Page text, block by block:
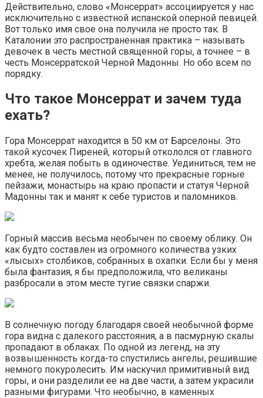
Действительно, слово «Монсеррат» ассоциируется у нас
исключительно с известной испанской оперной певицей.
Вот только имя свое она получила не просто так. В
Каталонии это распространенная практика – называть
девочек в честь местной священной горы, а точнее – в
честь Монсерратской Черной Мадонны. Но обо всем по
порядку.
Что такое Монсеррат и зачем туда
ехать?
Гора Монсеррат находится в 50 км от Барселоны. Это
такой кусочек Пиреней, который откололся от главного
хребта, желая побыть в одиночестве. Уединиться, тем не
менее, не получилось, потому что прекрасные горные
пейзажи, монастырь на краю пропасти и статуя Черной
Мадонны так и манят к себе туристов и паломников.
Горный массив весьма необычен по своему облику. Он
как будто составлен из огромного количества узких
«лысых» столбиков, собранных в охапки. Если бы у меня
была фантазия, я бы предположила, что великаны
разбросали в этом месте тугие связки спаржи.
В солнечную погоду благодаря своей необычной форме
гора видна с далекого расстояния, а в пасмурную скалы
пропадают в облаках. По одной из легенд, на эту
возвышенность когда-то спустились ангелы, решившие
немного покуролесить. Им наскучил примитивный вид
горы, и они разделили ее на две части, а затем украсили
разными фигурами. Что необычно, в каменных